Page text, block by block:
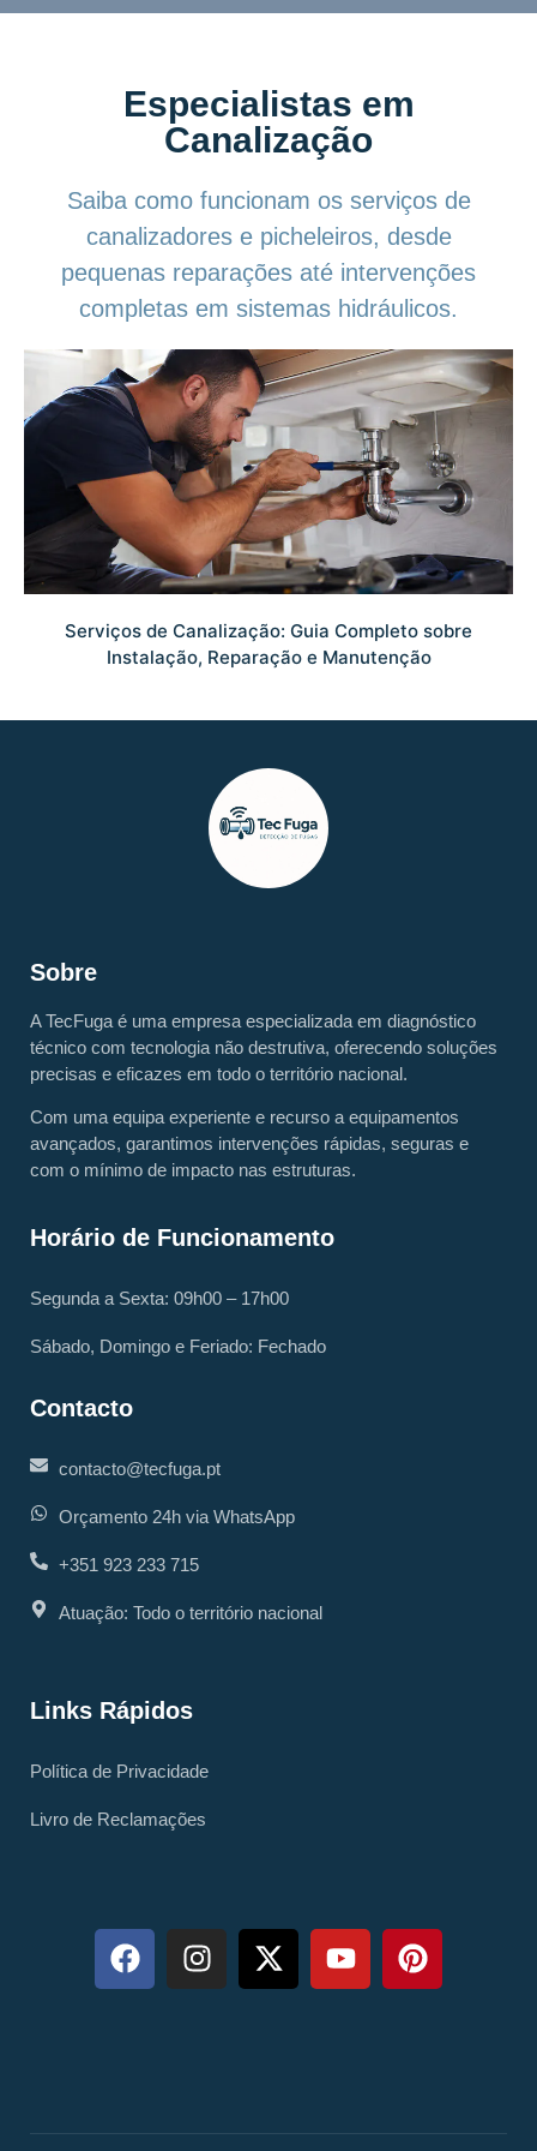
Especialistas em
Canalização
Saiba como funcionam os serviços de
canalizadores e picheleiros, desde
pequenas reparações até intervenções
completas em sistemas hidráulicos.
Serviços de Canalização: Guia Completo sobre
Instalação, Reparação e Manutenção
Sobre
A TecFuga é uma empresa especializada em diagnóstico
técnico com tecnologia não destrutiva, oferecendo soluções
precisas e eficazes em todo o território nacional.
Com uma equipa experiente e recurso a equipamentos
avançados, garantimos intervenções rápidas, seguras e
com o mínimo de impacto nas estruturas.
Horário de Funcionamento
Segunda a Sexta: 09h00 – 17h00
Sábado, Domingo e Feriado: Fechado
Contacto
contacto@tecfuga.pt
Orçamento 24h via WhatsApp
+351 923 233 715
Atuação: Todo o território nacional
Links Rápidos
Política de Privacidade
Livro de Reclamações